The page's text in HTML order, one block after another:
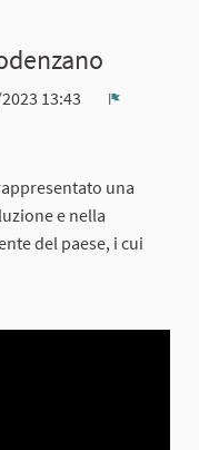
13:43
una
e nella
del paese, i cui